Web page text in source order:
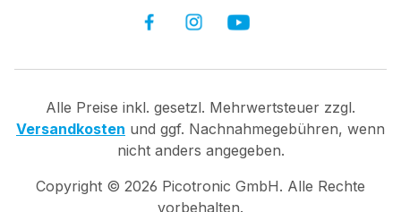
Alle Preise inkl. gesetzl. Mehrwertsteuer zzgl.
Versandkosten und ggf. Nachnahmegebühren, wenn
nicht anders angegeben.
Copyright © 2026 Picotronic GmbH. Alle Rechte
vorbehalten.